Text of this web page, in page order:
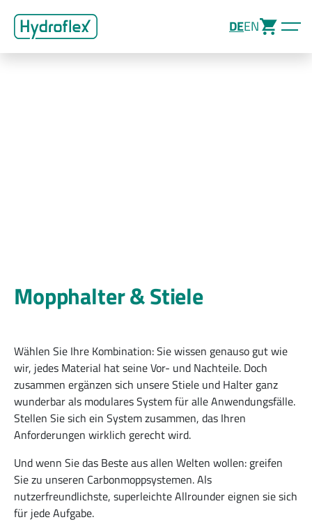
DEEN
Mopphalter & Stiele
Wählen Sie Ihre Kombination: Sie wissen genauso gut wie
wir, jedes Material hat seine Vor- und Nachteile. Doch
zusammen ergänzen sich unsere Stiele und Halter ganz
wunderbar als modulares System für alle Anwendungsfälle.
Stellen Sie sich ein System zusammen, das Ihren
Anforderungen wirklich gerecht wird.
Und wenn Sie das Beste aus allen Welten wollen: greifen
Sie zu unseren Carbonmoppsystemen. Als
nutzerfreundlichste, superleichte Allrounder eignen sie sich
für jede Aufgabe.